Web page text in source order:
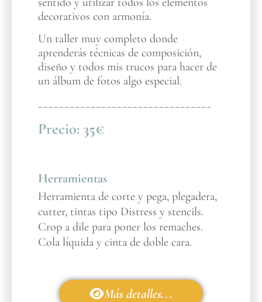
decorativos con armonía.
Un taller muy completo donde
aprenderás técnicas de composición,
diseño y todos mis trucos para hacer de
un álbum de fotos algo especial.
_________________________________
Precio: 35€
Herramientas
Herramienta de corte y pega, plegadera,
cutter, tintas tipo Distress y stencils.
Crop a dile para poner los remaches.
Cola líquida y cinta de doble cara.
Más detalles...